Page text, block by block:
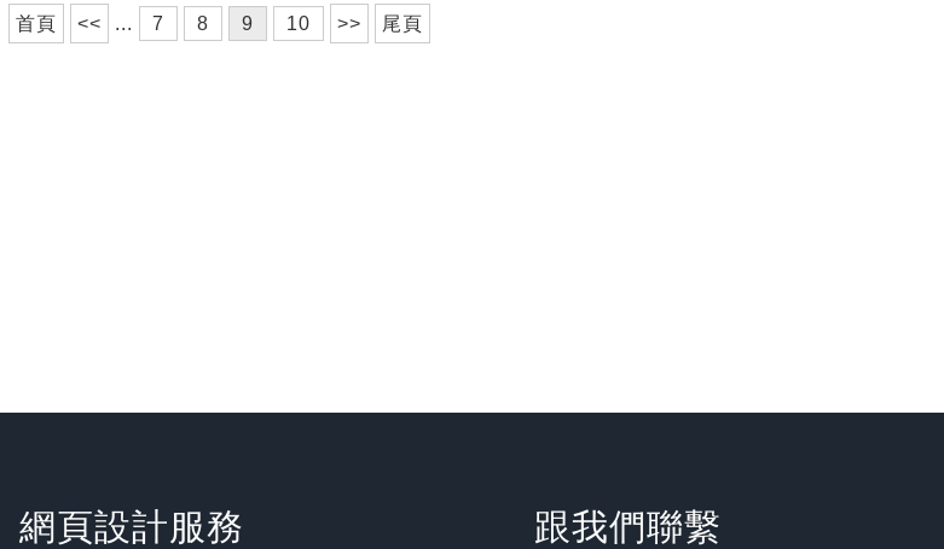
首頁 << ... 7 8 9 10 >> 尾頁
網頁設計服務 跟我們聯繫